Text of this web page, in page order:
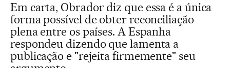
Em carta, Obrador diz que essa é a única
forma possível de obter reconciliação
plena entre os países. A Espanha
respondeu dizendo que lamenta a
publicação e "rejeita firmemente" seu